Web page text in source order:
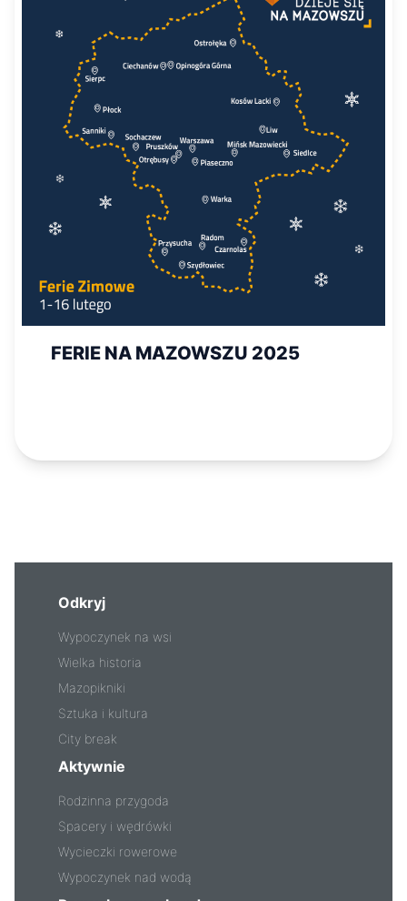
FERIE NA MAZOWSZU 2025
Odkryj
Wypoczynek na wsi
Wielka historia
Mazopikniki
Sztuka i kultura
City break
Aktywnie
Rodzinna przygoda
Spacery i wędrówki
Wycieczki rowerowe
Wypoczynek nad wodą